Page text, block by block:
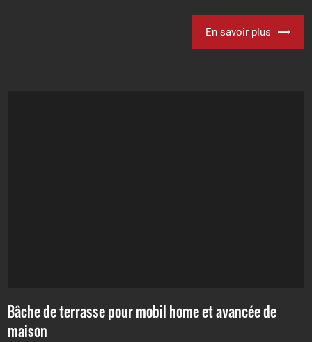
En savoir plus
Bâche de terrasse pour mobil home et avancée de
maison